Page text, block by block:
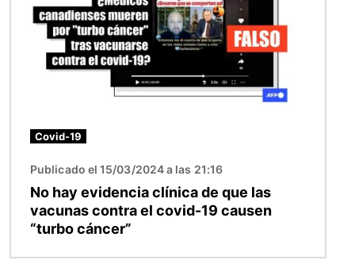
Covid-19
Publicado el 15/03/2024 a las 21:16
No hay evidencia clínica de que las
vacunas contra el covid-19 causen
“turbo cáncer”